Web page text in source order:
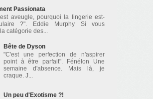
Passionata
aveugle, pourquoi la lingerie est-
?". Eddie Murphy Si vous
catégorie des...
Bête de Dyson
"C'est une perfection de n'aspirer
point à être parfait". Fénélon Une
semaine d'absence. Mais là, je
craque. J...
Un peu d'Exotisme ?!